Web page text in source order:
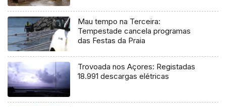
Mau tempo na Terceira:
Tempestade cancela programas
das Festas da Praia
Trovoada nos Açores: Registadas
18.991 descargas elétricas